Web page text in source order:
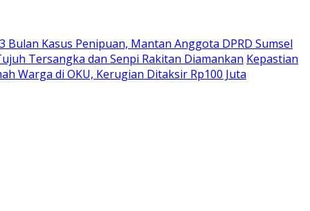
Bulan Kasus Penipuan, Mantan Anggota DPRD Sumsel
Tersangka dan Senpi Rakitan Diamankan Kepastian
Warga di OKU, Kerugian Ditaksir Rp100 Juta